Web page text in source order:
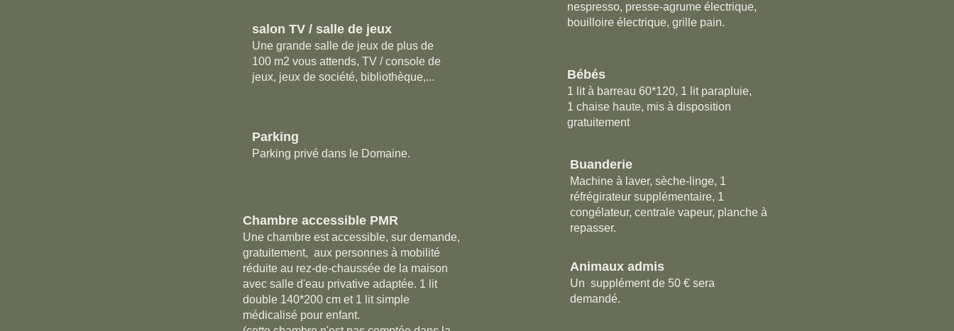
salon TV / salle de jeux
Une grande salle de jeux de plus de
100 m2 vous attends, TV / console de
jeux, jeux de société, bibliothèque,...
Parking
Parking privé dans le Domaine.
Chambre accessible PMR
Une chambre est accessible, sur demande,
gratuitement, aux personnes à mobilité
réduite au rez-de-chaussée de la maison
avec salle d'eau privative adaptée. 1 lit
double 140*200 cm et 1 lit simple
médicalisé pour enfant.
nespresso, presse-agrume électrique,
bouilloire électrique, grille pain.
Bébés
1 lit à barreau 60*120, 1 lit parapluie,
1 chaise haute, mis à disposition
gratuitement
Buanderie
Machine à laver, sèche-linge, 1
réfrégirateur supplémentaire, 1
congélateur, centrale vapeur, planche à
repasser.
Animaux admis
Un supplément de 50 € sera
demandé.